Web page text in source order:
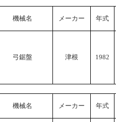
機械名 メーカー 年式
弓鋸盤 津根 1982
機械名 メーカー 年式